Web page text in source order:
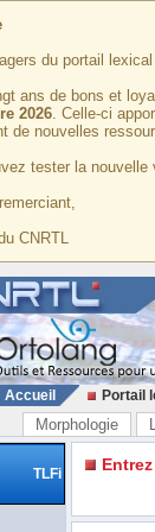
du portail
ans de bons et
2026. Celle-ci
de nouvelles
tester la nouvelle
CNRTL
Accueil Portail
Morphologie
TLFi